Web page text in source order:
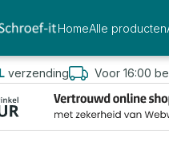
HomeAlle producten
verzending Voor 16:00